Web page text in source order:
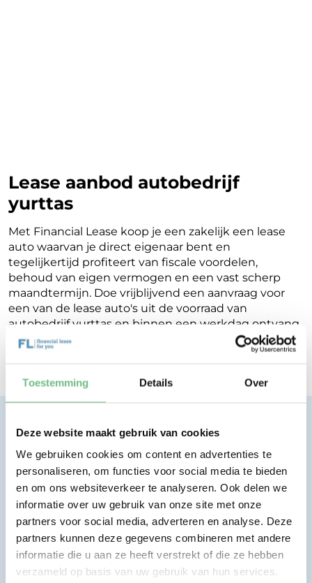
Toestemming Details Over
Deze website maakt gebruik van cookies
We gebruiken cookies om content en advertenties te
personaliseren, om functies voor social media te bieden
en om ons websiteverkeer te analyseren. Ook delen we
informatie over uw gebruik van onze site met onze
partners voor social media, adverteren en analyse. Deze
partners kunnen deze gegevens combineren met andere
informatie die u aan ze heeft verstrekt of die ze hebben
verzameld op basis van uw gebruik van hun services.
Lease aanbod autobedrijf
yurttas
Met Financial Lease koop je een zakelijk een lease
auto waarvan je direct eigenaar bent en
tegelijkertijd profiteert van fiscale voordelen,
behoud van eigen vermogen en een vast scherp
maandtermijn. Doe vrijblijvend een aanvraag voor
een van de lease auto's uit de voorraad van
autobedrijf yurttas en binnen een werkdag ontvang
je terugkoppeling op de mogelijkheden voor jouw
Financial Lease.
Financial lease zonder zorgen.
Eenvoudig, transparant, vertrouwd.
Bekijk lease aanbod